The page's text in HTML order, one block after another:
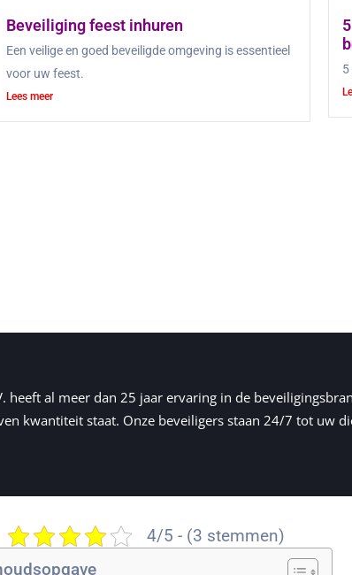
Beveiliging feest inhuren
Een veilige en goed beveiligde omgeving is essentieel
voor uw feest.
Lees meer
heeft al meer dan 25 jaar ervaring in de
kwantiteit staat. Onze beveiligers staan 24/7 tot uw
4/5 - (3 stemmen)